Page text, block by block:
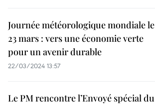
Journée météorologique mondiale le
23 mars : vers une économie verte
pour un avenir durable
22/03/2024 13:57
Le PM rencontre l’Envoyé spécial du